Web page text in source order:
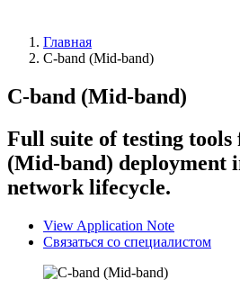
Главная
C-band (Mid-band)
C-band (Mid-band)
Full suite of testing tools
(Mid-band) deployment
network lifecycle.
View Application Note
Связаться со специалистом